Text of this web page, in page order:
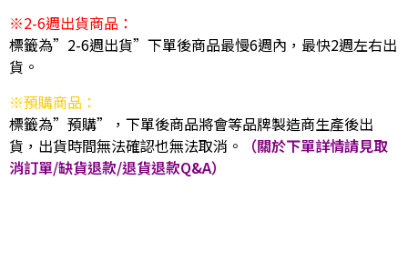
※2-6週出貨商品：
標籤為”2-6週出貨”下單後商品最慢6週內，最快2週左右出
貨。
※預購商品：
標籤為”預購”，下單後商品將會等品牌製造商生產後出
貨，出貨時間無法確認也無法取消。
（關於下單詳情請見取
消訂單/缺貨退款/退貨退款Q&A）